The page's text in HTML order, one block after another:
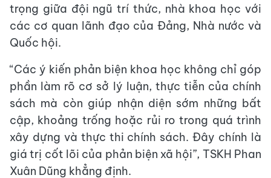
trọng giữa đội ngũ trí thức, nhà khoa học với
các cơ quan lãnh đạo của Đảng, Nhà nước và
Quốc hội.
“Các ý kiến phản biện khoa học không chỉ góp
phần làm rõ cơ sở lý luận, thực tiễn của chính
sách mà còn giúp nhận diện sớm những bất
cập, khoảng trống hoặc rủi ro trong quá trình
xây dựng và thực thi chính sách. Đây chính là
giá trị cốt lõi của phản biện xã hội”, TSKH Phan
Xuân Dũng khẳng định.